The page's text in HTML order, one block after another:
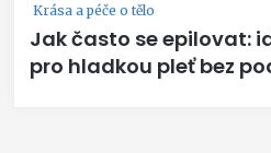
Krása a péče o tělo
Jak často se epilovat:
pro hladkou pleť bez